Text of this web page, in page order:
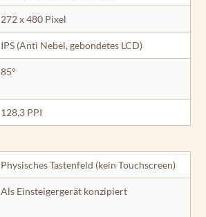
272 x 480 Pixel
IPS (Anti Nebel, gebondetes LCD)
85°
128,3 PPI
Physisches Tastenfeld (kein Touchscreen)
Als Einsteigergerät konzipiert